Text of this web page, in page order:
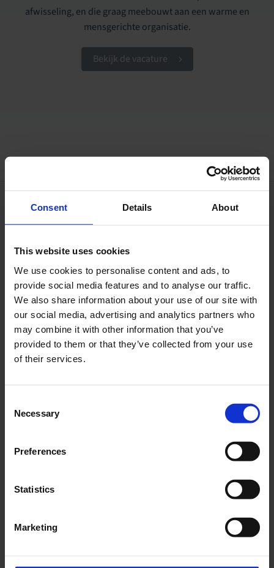
Consent Details About
This website uses cookies
We use cookies to personalise content and ads, to
provide social media features and to analyse our traffic.
We also share information about your use of our site with
our social media, advertising and analytics partners who
may combine it with other information that you’ve
provided to them or that they’ve collected from your use
of their services.
Selection
Necessary
Preferences
Statistics
Marketing
afwisseling, en die graag meebouwt aan een warme en
mensgerichte organisatie.
Bekijk de vacature
Spontaan solliciteren
Wil je ook graag deel uitmaken van de Handi-Move familie?
Misschien hebben we wel plaats voor je talent!
Email ons je CV en motivatie:
Toon e-mailadres